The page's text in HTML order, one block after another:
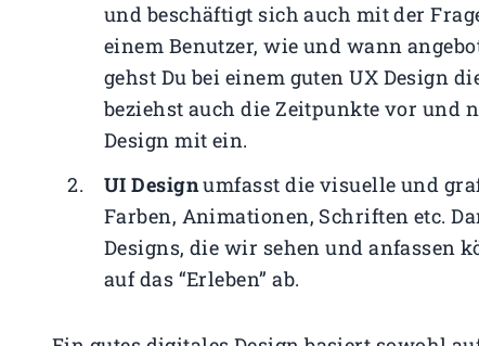
und beschäftigt sich auch mit der
einem Benutzer, wie und wann
gehst Du bei einem guten UX Design
beziehst auch die Zeitpunkte vor und
Design mit ein.
UI Designumfasst die visuelle und
Farben, Animationen, Schriften etc.
Designs, die wir sehen und anfassen
auf das “Erleben” ab.